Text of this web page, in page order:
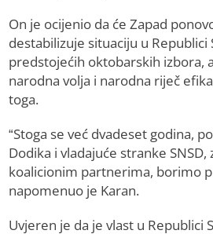
On je ocijenio da će Zapad
destabilizuje situaciju u
predstojećih oktobarskih izbora,
narodna volja i narodna riječ
toga.
“Stoga se već dvadeset godina,
Dodika i vladajuće stranke SNSD,
koalicionim partnerima, borimo
napomenuo je Karan.
Uvjeren je da je vlast u Republici